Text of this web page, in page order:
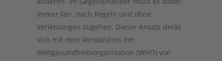
immer fair, nach Regeln und ohne
Verletzungen zugehen. Dieser Ansatz deckt
sich mit dem Verständnis der
Weltgesundheitsorganisation (WHO) von